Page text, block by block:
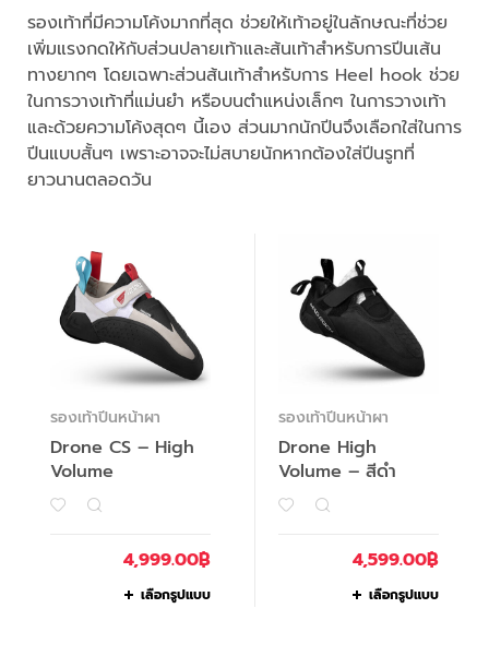
รองเท้าที่มีความโค้งมากที่สุด ช่วยให้เท้าอยู่ในลักษณะที่ช่วย
เพิ่มแรงกดให้กับส่วนปลายเท้าและส้นเท้าสำหรับการปีนเส้น
ทางยากๆ โดยเฉพาะส่วนส้นเท้าสำหรับการ Heel hook ช่วย
ในการวางเท้าที่แม่นยำ หรือบนตำแหน่งเล็กๆ ในการวางเท้า
และด้วยความโค้งสุดๆ นี้เอง ส่วนมากนักปีนจึงเลือกใส่ในการ
ปีนแบบสั้นๆ เพราะอาจจะไม่สบายนักหากต้องใส่ปีนรูทที่
ยาวนานตลอดวัน
รองเท้าปีนหน้าผา
Drone CS – High
Volume
4,999.00฿
เลือกรูปแบบ
รองเท้าปีนหน้าผา
Drone High
Volume – สีดำ
4,599.00฿
เลือกรูปแบบ